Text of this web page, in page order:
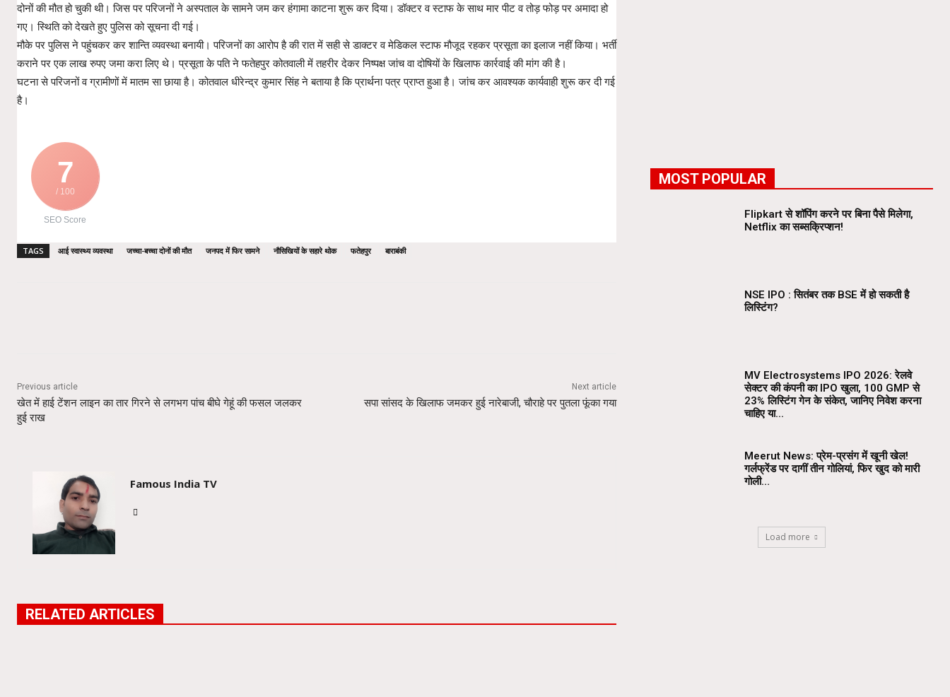
दोनों की मौत हो चुकी थी। जिस पर परिजनों ने अस्पताल के सामने जम कर हंगामा काटना शुरू कर दिया। डॉक्टर व स्टाफ के साथ मार पीट व तोड़ फोड़ पर अमादा हो
गए। स्थिति को देखते हुए पुलिस को सूचना दी गई।
मौके पर पुलिस ने पहुंचकर कर शान्ति व्यवस्था बनायी। परिजनों का आरोप है की रात में सही से डाक्टर व मेडिकल स्टाफ मौजूद रहकर प्रसूता का इलाज नहीं किया। भर्ती
कराने पर एक लाख रुपए जमा करा लिए थे। प्रसूता के पति ने फतेहपुर कोतवाली में तहरीर देकर निष्पक्ष जांच वा दोषियों के खिलाफ कार्रवाई की मांग की है।
घटना से परिजनों व ग्रामीणों में मातम सा छाया है। कोतवाल धीरेन्द्र कुमार सिंह ने बताया है कि प्रार्थना पत्र प्राप्त हुआ है। जांच कर आवश्यक कार्यवाही शुरू कर दी गई
है।
7
/ 100
SEO Score
TAGS आई स्वास्थ्य व्यवस्था जच्चा-बच्चा दोनों की मौत जनपद में फिर सामने नौसिखियों के सहारे थोक फतेहपुर बाराबंकी
Previous article
खेत में हाई टेंशन लाइन का तार गिरने से लगभग पांच बीघे गेहूं की फसल जलकर
हुई राख
Next article
सपा सांसद के खिलाफ जमकर हुई नारेबाजी, चौराहे पर पुतला फूंका गया
Famous India TV
RELATED ARTICLES
MOST POPULAR
Flipkart से शॉपिंग करने पर बिना पैसे मिलेगा,
Netflix का सब्सक्रिप्शन!
NSE IPO : सितंबर तक BSE में हो सकती है
लिस्टिंग?
MV Electrosystems IPO 2026: रेलवे
सेक्टर की कंपनी का IPO खुला, ₹100 GMP से
23% लिस्टिंग गेन के संकेत, जानिए निवेश करना
चाहिए या...
Meerut News: प्रेम-प्रसंग में खूनी खेल!
गर्लफ्रेंड पर दागीं तीन गोलियां, फिर खुद को मारी
गोली…
Load more